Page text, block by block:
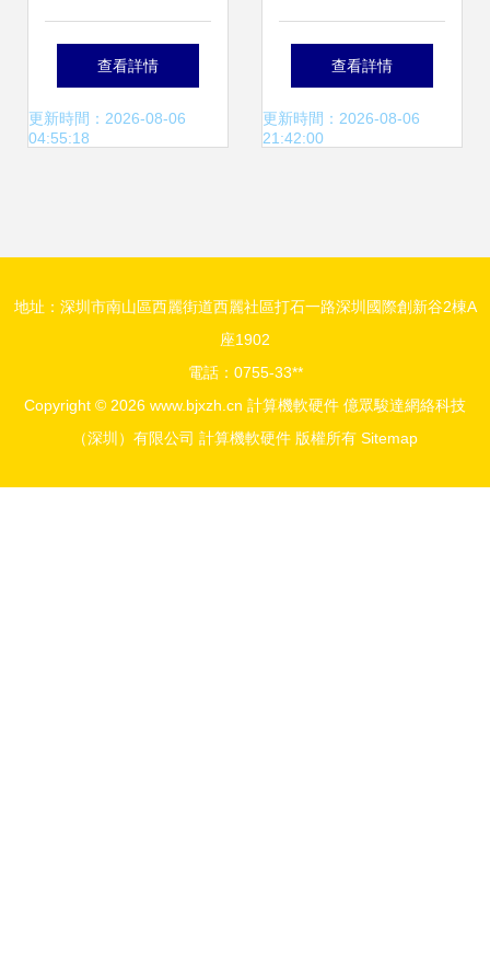
盤指南 300G、
500G、1T規格詳
查看詳情
更新時間：2026-08-06
04:55:18
激增115.38%，軟
硬件布局再提速
查看詳情
更新時間：2026-08-06
21:42:00
地址：深圳市南山區西麗街道西麗社區打石一路深圳國際創新谷2棟A
座1902
電話：0755-33**
Copyright © 2026 www.bjxzh.cn 計算機軟硬件 億眾駿達網絡科技
（深圳）有限公司 計算機軟硬件 版權所有 Sitemap